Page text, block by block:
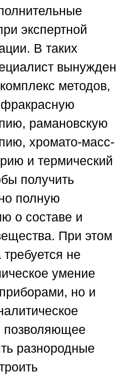
экспертной
В таких
вынужден
методов,
рамановскую
хромато-масс-
и термический
получить
полную
о составе и
При этом
требуется не
умение
но и
разнородные